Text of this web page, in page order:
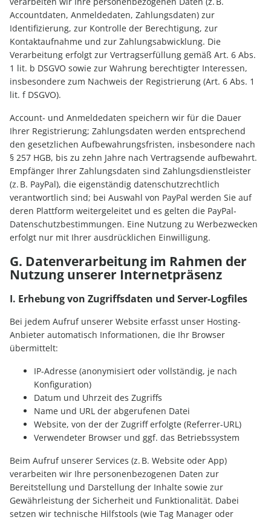
Accountdaten, Anmeldedaten, Zahlungsdaten) zur
Identifizierung, zur Kontrolle der Berechtigung, zur
Kontaktaufnahme und zur Zahlungsabwicklung. Die
Verarbeitung erfolgt zur Vertragserfüllung gemäß Art. 6 Abs.
1 lit. b DSGVO sowie zur Wahrung berechtigter Interessen,
insbesondere zum Nachweis der Registrierung (Art. 6 Abs. 1
lit. f DSGVO).
Account- und Anmeldedaten speichern wir für die Dauer
Ihrer Registrierung; Zahlungsdaten werden entsprechend
den gesetzlichen Aufbewahrungsfristen, insbesondere nach
§ 257 HGB, bis zu zehn Jahre nach Vertragsende aufbewahrt.
Empfänger Ihrer Zahlungsdaten sind Zahlungsdienstleister
(z. B. PayPal), die eigenständig datenschutzrechtlich
verantwortlich sind; bei Auswahl von PayPal werden Sie auf
deren Plattform weitergeleitet und es gelten die PayPal-
Datenschutzbestimmungen. Eine Nutzung zu Werbezwecken
erfolgt nur mit Ihrer ausdrücklichen Einwilligung.
G. Datenverarbeitung im Rahmen der
Nutzung unserer Internetpräsenz
I. Erhebung von Zugriffsdaten und Server-Logfiles
Bei jedem Aufruf unserer Website erfasst unser Hosting-
Anbieter automatisch Informationen, die Ihr Browser
übermittelt:
IP-Adresse (anonymisiert oder vollständig, je nach
Konfiguration)
Datum und Uhrzeit des Zugriffs
Name und URL der abgerufenen Datei
Website, von der der Zugriff erfolgte (Referrer-URL)
Verwendeter Browser und ggf. das Betriebssystem
Beim Aufruf unserer Services (z. B. Website oder App)
verarbeiten wir Ihre personenbezogenen Daten zur
Bereitstellung und Darstellung der Inhalte sowie zur
Gewährleistung der Sicherheit und Funktionalität. Dabei
setzen wir technische Hilfstools (wie Tag Manager oder